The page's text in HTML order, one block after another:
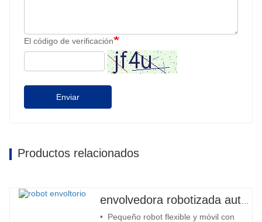
El código de verificación
Enviar
Productos relacionados
• Pequeño robot flexible y móvil con